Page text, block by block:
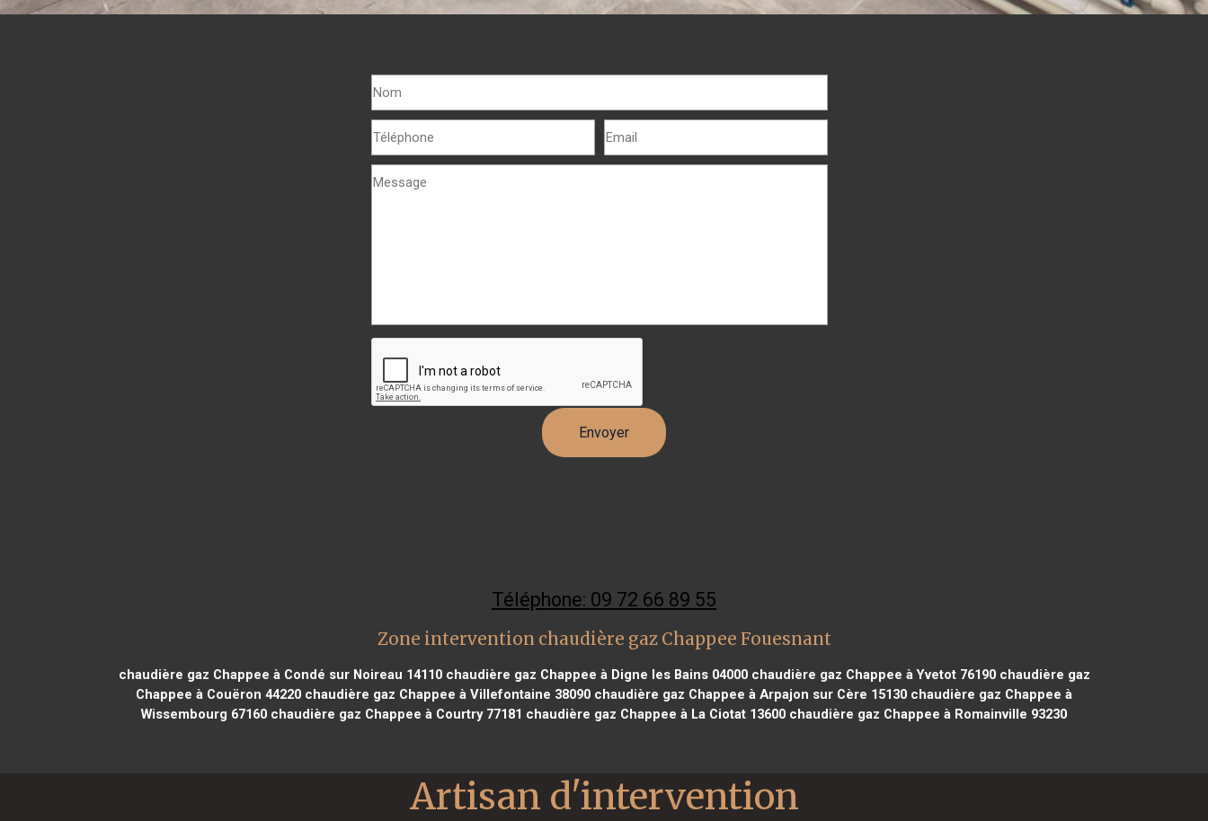
Téléphone: 09 72 66 89 55
Zone intervention chaudière gaz Chappee Fouesnant
chaudière gaz Chappee à Condé sur Noireau 14110chaudière gaz Chappee à Digne les Bains 04000chaudière gaz Chappee à Yvetot 76190chaudière gaz
Chappee à Couëron 44220 chaudière gaz Chappee à Villefontaine 38090 chaudière gaz Chappee à Arpajon sur Cère 15130 chaudière gaz Chappee à
Wissembourg 67160 chaudière gaz Chappee à Courtry 77181 chaudière gaz Chappee à La Ciotat 13600 chaudière gaz Chappee à Romainville 93230
Artisan d'intervention